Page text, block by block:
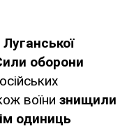
оборони
воїни знищили
одиниць